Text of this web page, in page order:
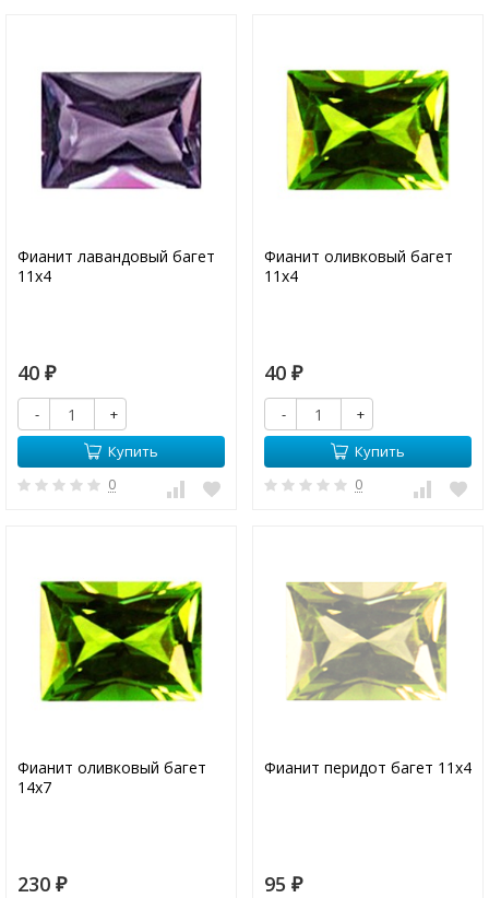
Фианит лавандовый багет
11х4
40 ₽
-
+
Купить
0
Фианит оливковый багет
11х4
40 ₽
-
+
Купить
0
Фианит оливковый багет
14х7
230 ₽
Фианит перидот багет 11х4
95 ₽